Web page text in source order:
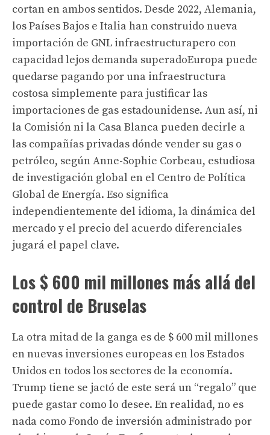
cortan en ambos sentidos. Desde 2022, Alemania,
los Países Bajos e Italia han construido nueva
importación de GNL infraestructurapero con
capacidad lejos demanda superadoEuropa puede
quedarse pagando por una infraestructura
costosa simplemente para justificar las
importaciones de gas estadounidense. Aun así, ni
la Comisión ni la Casa Blanca pueden decirle a
las compañías privadas dónde vender su gas o
petróleo, segúnAnne-Sophie Corbeau, estudiosa
de investigación global en el Centro de Política
Global de Energía. Eso significa
independientemente del idioma, la dinámica del
mercado y el precio del acuerdo diferenciales
jugará el papel clave.
Los $ 600 mil millones más allá del
control de Bruselas
La otra mitad de la ganga es de $ 600 mil millones
en nuevas inversiones europeas en los Estados
Unidos en todos los sectores de la economía.
Trump tiene se jactó de este será un “regalo” que
puede gastar como lo desee. En realidad, no es
nada como Fondo de inversión administrado por